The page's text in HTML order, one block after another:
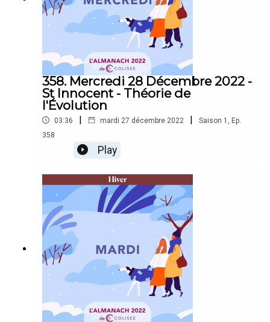
358. Mercredi 28 Décembre 2022 -
St Innocent - Théorie de
l'Évolution
03:36 | mardi 27 décembre 2022 | Saison 1
Ep.
358
Play